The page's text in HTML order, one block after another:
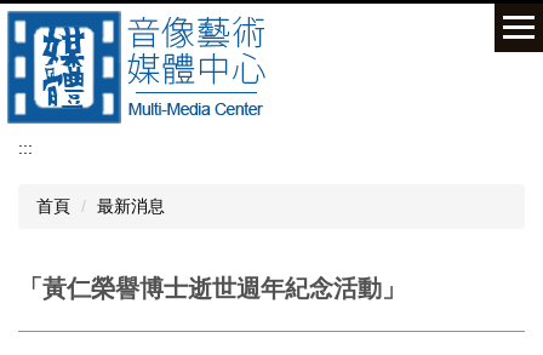
跳
到
要
內
容
:::
首頁 最新消息
「黃仁榮譽博士逝世週年紀念活動」